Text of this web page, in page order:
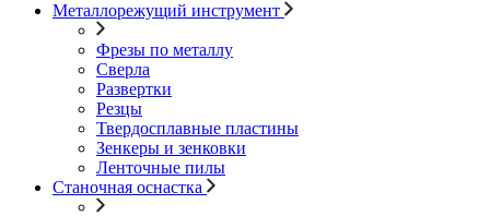
Металлорежущий инструмент
Фрезы по металлу
Сверла
Развертки
Резцы
Твердосплавные пластины
Зенкеры и зенковки
Ленточные пилы
Станочная оснастка